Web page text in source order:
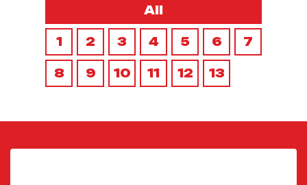
All
1 2 3 4 5 6 7
8 9 10 11 12 13